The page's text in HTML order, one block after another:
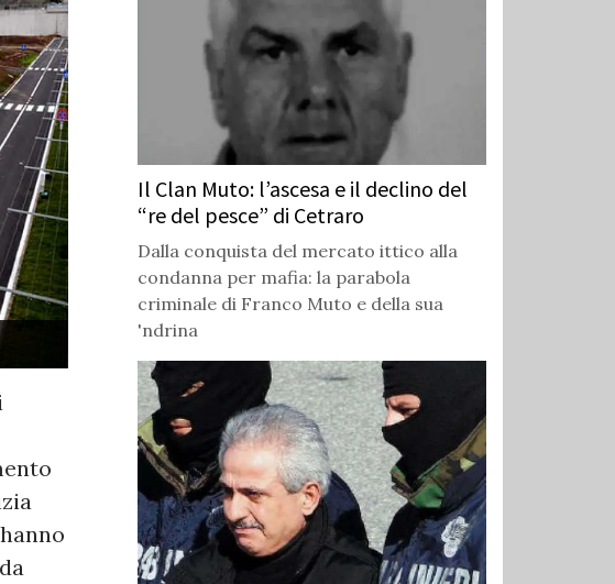
Il Clan Muto: l’ascesa e il declino del
“re del pesce” di Cetraro
Dalla conquista del mercato ittico alla
condanna per mafia: la parabola
criminale di Franco Muto e della sua
'ndrina